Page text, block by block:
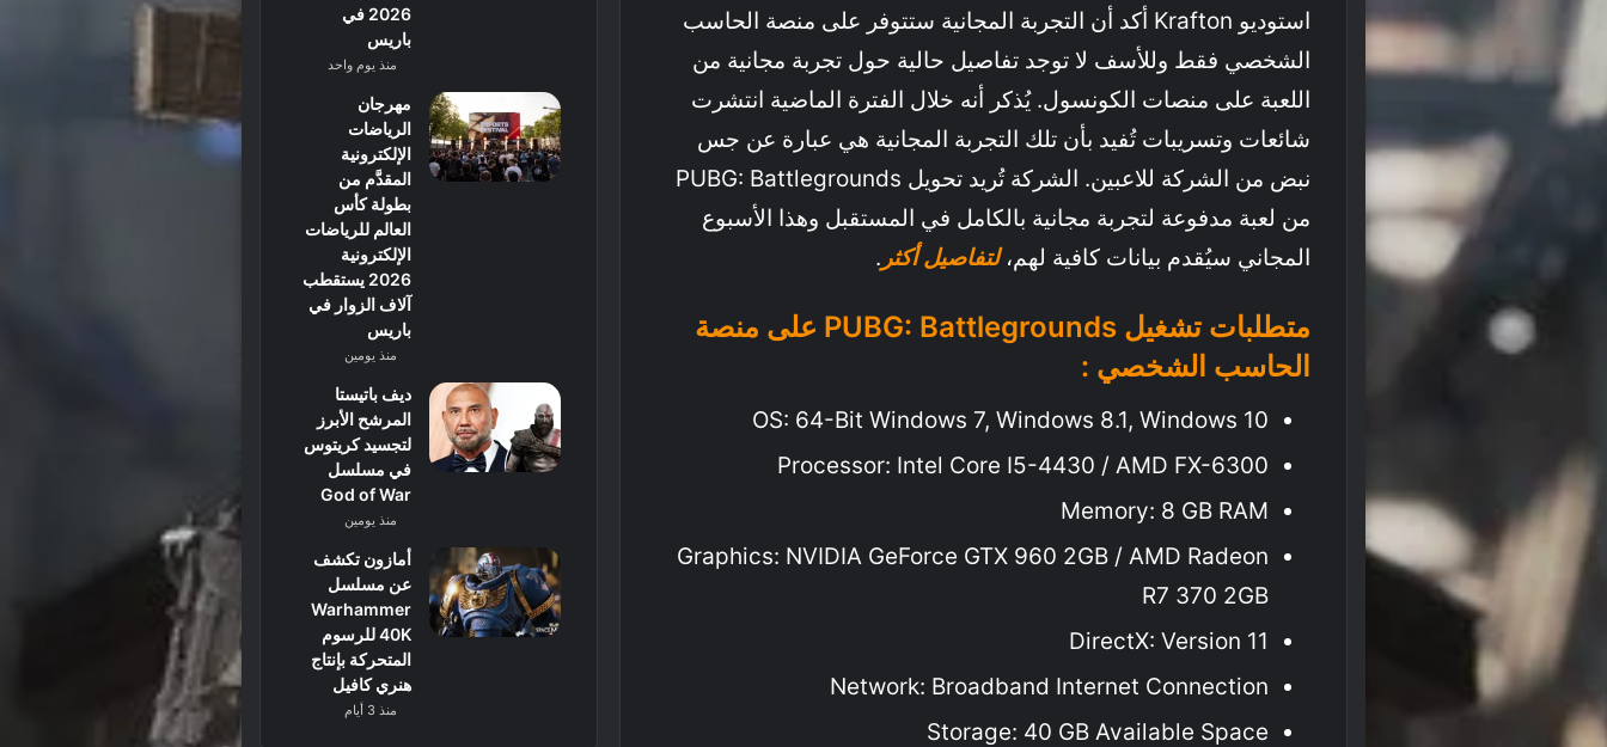
استوديو Krafton أكد أن التجربة المجانية ستتوفر على منصة الحاسب
الشخصي فقط وللأسف لا توجد تفاصيل حالية حول تجربة مجانية من
اللعبة على منصات الكونسول. يُذكر أنه خلال الفترة الماضية انتشرت
شائعات وتسريبات تُفيد بأن تلك التجربة المجانية هي عبارة عن جس
نبض من الشركة للاعبين. الشركة تُريد تحويل PUBG: Battlegrounds
من لعبة مدفوعة لتجربة مجانية بالكامل في المستقبل وهذا الأسبوع
المجاني سيُقدم بيانات كافية لهم،لتفاصيل أكثر .
متطلبات تشغيل PUBG: Battlegrounds على منصة
الحاسب الشخصي :
OS: 64-Bit Windows 7, Windows 8.1, Windows 10
Processor: Intel Core I5-4430 / AMD FX-6300
Memory: 8 GB RAM
Graphics: NVIDIA GeForce GTX 960 2GB / AMD Radeon
R7 370 2GB
DirectX: Version 11
Network: Broadband Internet Connection
Storage: 40 GB Available Space
2026 في
باريس
منذ يوم واحد
مهرجان
الرياضات
الإلكترونية
المقدَّم من
بطولة كأس
العالم للرياضات
الإلكترونية
2026 يستقطب
آلاف الزوار في
باريس
منذ يومين
ديف باتيستا
المرشح الأبرز
لتجسيد كريتوس
في مسلسل
God of War
منذ يومين
أمازون تكشف
عن مسلسل
Warhammer
40K للرسوم
المتحركة بإنتاج
هنري كافيل
منذ 3 أيام